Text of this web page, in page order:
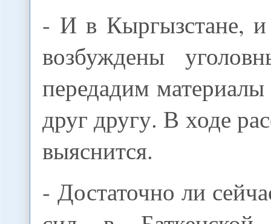
- И в Кыргызстане, и
возбуждены
передадим
друг другу. В ходе
выяснится.
- Достаточно ли